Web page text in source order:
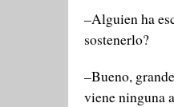
–Alguien ha
sostenerlo?
–Bueno,
viene ninguna